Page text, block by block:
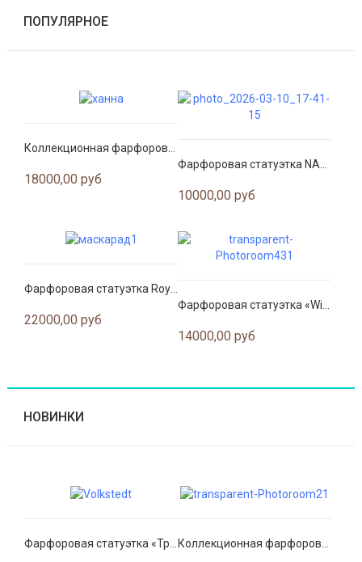
ПОПУЛЯРНОЕ
18000,00 руб
10000,00 руб
22000,00 руб
14000,00 руб
НОВИНКИ